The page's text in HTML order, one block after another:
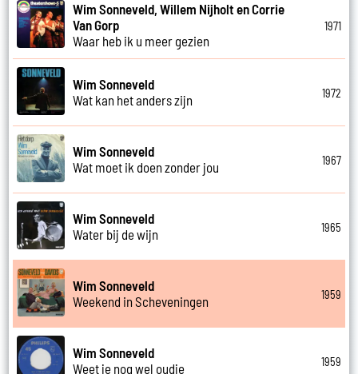
Wim Sonneveld, Willem Nijholt en Corrie
Van Gorp
Waar heb ik u meer gezien
1971
Wim Sonneveld
Wat kan het anders zijn
1972
Wim Sonneveld
Wat moet ik doen zonder jou
1967
Wim Sonneveld
Water bij de wijn
1965
Wim Sonneveld
Weekend in Scheveningen
1959
Wim Sonneveld
Weet je nog wel oudje
1959